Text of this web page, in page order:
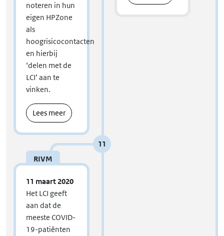
noteren in hun
eigen HPZone
als
hoogrisicocontacten
en hierbij
‘delen met de
LCI’ aan te
vinken.
Lees meer
11
RIVM
11 maart 2020
Het LCI geeft
aan dat de
meeste COVID-
19-patiënten